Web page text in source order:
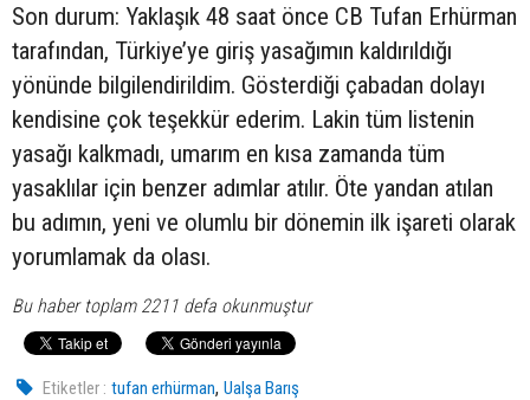
Son durum: Yaklaşık 48 saat önce CB Tufan Erhürman
tarafından, Türkiye’ye giriş yasağımın kaldırıldığı
yönünde bilgilendirildim. Gösterdiği çabadan dolayı
kendisine çok teşekkür ederim. Lakin tüm listenin
yasağı kalkmadı, umarım en kısa zamanda tüm
yasaklılar için benzer adımlar atılır. Öte yandan atılan
bu adımın, yeni ve olumlu bir dönemin ilk işareti olarak
yorumlamak da olası.
Bu haber toplam 2211 defa okunmuştur
Etiketler : tufan erhürman,Ualşa Barış